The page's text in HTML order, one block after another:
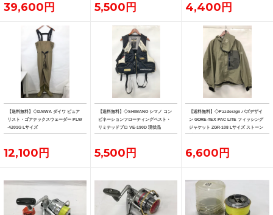
39,600円 5,500円 4,400円
【送料無料】◇DAIWA ダイワ ピュア
リスト・ゴアテックスウェーダー PLW
-4201G Lサイズ
12,100円
【送料無料】◇SHIMANO シマノ コン
ビネーションフローティングベスト・
リミテッドプロ VE-190D 現状品
5,500円
【送料無料】◇Pazdesign パズデザイ
ン GORE-TEX PAC LITE フィッシング
ジャケット ZGR-108 Lサイズ ストーン
系カラー
6,600円